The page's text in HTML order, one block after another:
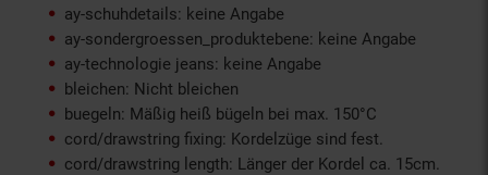
ay-schuhdetails: keine Angabe
ay-sondergroessen_produktebene: keine Angabe
ay-technologie jeans: keine Angabe
bleichen: Nicht bleichen
buegeln: Mäßig heiß bügeln bei max. 150°C
cord/drawstring fixing: Kordelzüge sind fest.
cord/drawstring length: Länger der Kordel ca. 15cm.